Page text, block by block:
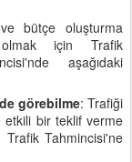
bütçe oluşturma
olmak için Trafik
aşağıdaki
görebilme: Trafiği
etkili bir teklif verme
Trafik Tahmincisi'ne